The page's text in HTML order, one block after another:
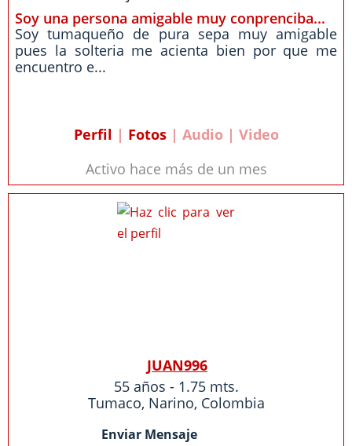
Soy una persona amigable muy conprenciba...
Soy tumaqueño de pura sepa muy amigable
pues la solteria me acienta bien por que me
encuentro e...
Perfil | Fotos| Audio | Video
Activo hace más de un mes
JUAN996
55 años - 1.75 mts.
Tumaco, Narino, Colombia
Enviar Mensaje